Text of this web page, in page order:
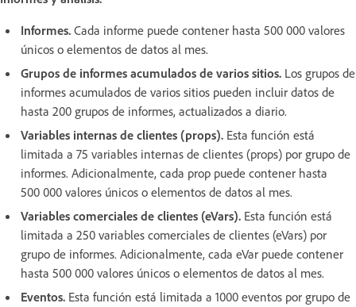
Informes. Cada informe puede contener hasta 500 000 valores
únicos o elementos de datos al mes.
Grupos de informes acumulados de varios sitios. Los grupos de
informes acumulados de varios sitios pueden incluir datos de
hasta 200 grupos de informes, actualizados a diario.
Variables internas de clientes (props). Esta función está
limitada a 75 variables internas de clientes (props) por grupo de
informes. Adicionalmente, cada prop puede contener hasta
500 000 valores únicos o elementos de datos al mes.
Variables comerciales de clientes (eVars). Esta función está
limitada a 250 variables comerciales de clientes (eVars) por
grupo de informes. Adicionalmente, cada eVar puede contener
hasta 500 000 valores únicos o elementos de datos al mes.
Eventos. Esta función está limitada a 1000 eventos por grupo de